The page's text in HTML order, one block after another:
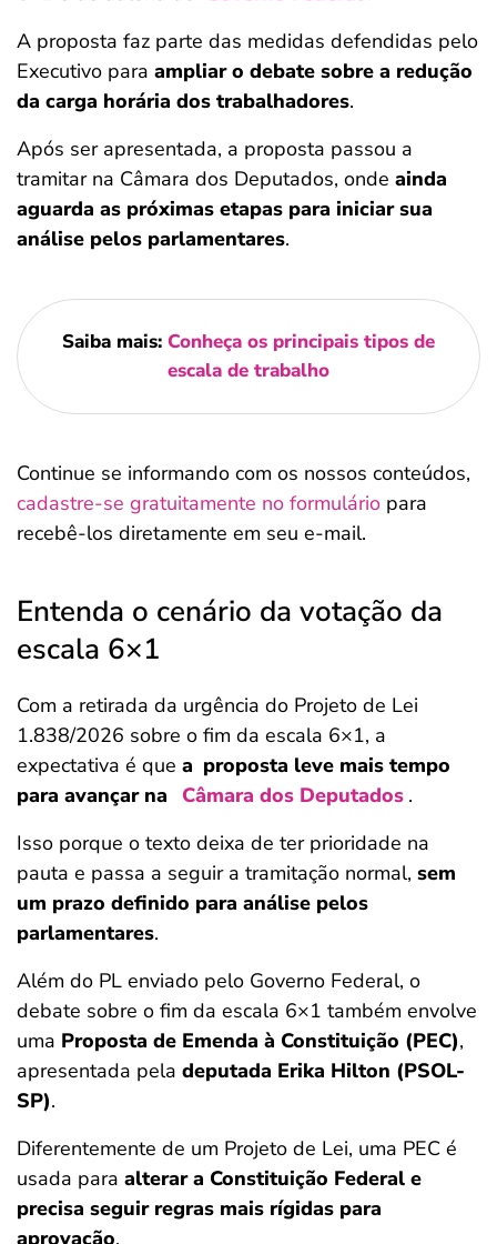
A proposta faz parte das medidas defendidas pelo
Executivo para ampliar o debate sobre a redução
da carga horária dos trabalhadores.
Após ser apresentada, a proposta passou a
tramitar na Câmara dos Deputados, onde ainda
aguarda as próximas etapas para iniciar sua
análise pelos parlamentares.
Saiba mais: Conheça os principais tipos de
escala de trabalho
Continue se informando com os nossos conteúdos,
cadastre-se gratuitamente no formulário para
recebê-los diretamente em seu e-mail.
Entenda o cenário da votação da
escala 6×1
Com a retirada da urgência do Projeto de Lei
1.838/2026 sobre o fim da escala 6×1, a
expectativa é que a proposta leve mais tempo
para avançar na
Câmara dos Deputados .
Isso porque o texto deixa de ter prioridade na
pauta e passa a seguir a tramitação normal, sem
um prazo definido para análise pelos
parlamentares.
Além do PL enviado pelo Governo Federal, o
debate sobre o fim da escala 6×1 também envolve
uma Proposta de Emenda à Constituição (PEC),
apresentada pela deputada Erika Hilton (PSOL-
SP).
Diferentemente de um Projeto de Lei, uma PEC é
usada para alterar a Constituição Federal e
precisa seguir regras mais rígidas para
aprovação.